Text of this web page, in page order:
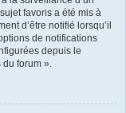
favoris a été mis à
d’être notifié lorsqu’il
de notifications
depuis le
du forum ».